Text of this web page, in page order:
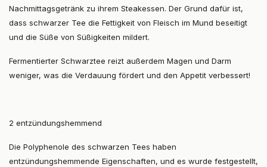
Nachmittagsgetränk zu ihrem Steakessen. Der Grund dafür ist,
dass schwarzer Tee die Fettigkeit von Fleisch im Mund beseitigt
und die Süße von Süßigkeiten mildert.
Fermentierter Schwarztee reizt außerdem Magen und Darm
weniger, was die Verdauung fördert und den Appetit verbessert!
2 entzündungshemmend
Die Polyphenole des schwarzen Tees haben
entzündungshemmende Eigenschaften, und es wurde festgestellt,